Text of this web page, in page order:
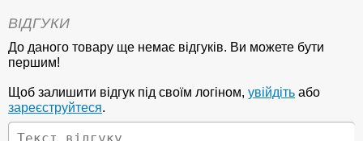
ВІДГУКИ
До даного товару ще немає відгуків. Ви можете бути
першим!
Щоб залишити відгук під своїм логіном, увійдіть або
зареєструйтеся.